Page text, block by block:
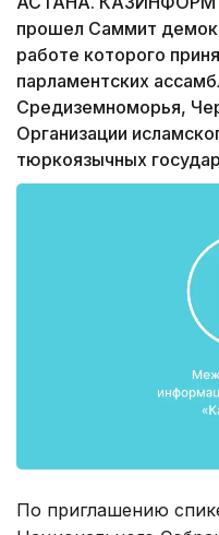
прошел Саммит
работе которого
парламентских
Средиземноморья,
Организации
тюркоязычных
По приглашению